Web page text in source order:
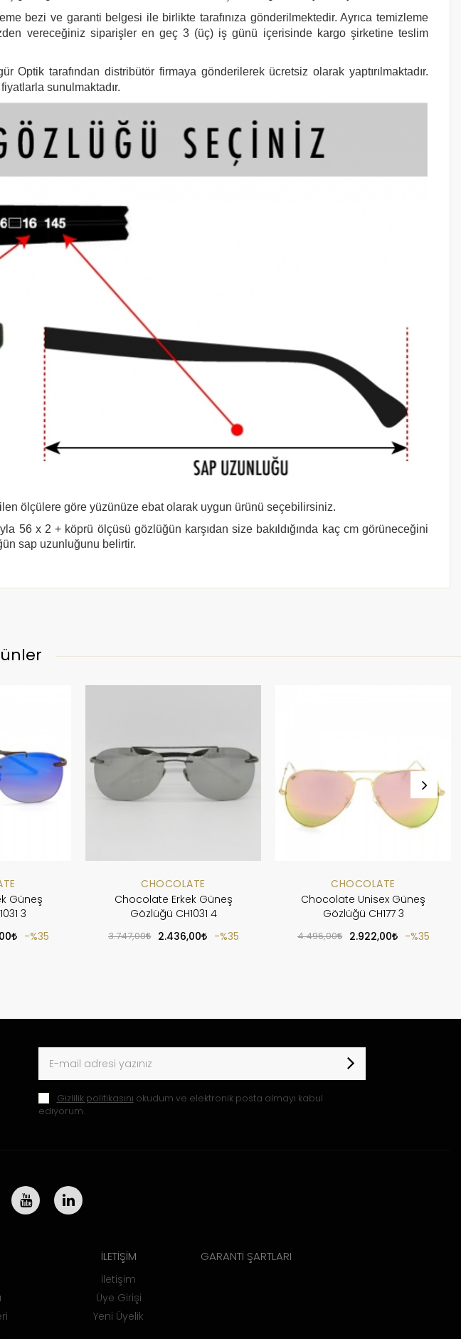
bezi ve garanti belgesi ile birlikte tarafınıza gönderilmektedir. Ayrıca temizleme
vereceğiniz siparişler en geç 3 (üç) iş günü içerisinde kargo şirketine teslim
Optik tarafından distribütör firmaya gönderilerek ücretsiz olarak yaptırılmaktadır.
sunulmaktadır.
ölçülere göre yüzünüze ebat olarak uygun ürünü seçebilirsiniz.
56 x 2 + köprü ölçüsü gözlüğün karşıdan size bakıldığında kaç cm görüneceğini
sap uzunluğunu belirtir.
Güneş
3
%35
CHOCOLATE
Chocolate Erkek Güneş
Gözlüğü CH1031 4
3.747,00 2.436,00 %35
CHOCOLATE
Chocolate Unisex Güneş
Gözlüğü CH177 3
4.496,00 2.922,00 %35
Gizlilik politikasını okudum ve elektronik posta almayı kabul
ediyorum.
İLETİŞİM
İletişim
Üye Girişi
Yeni Üyelik
GARANTİ ŞARTLARI